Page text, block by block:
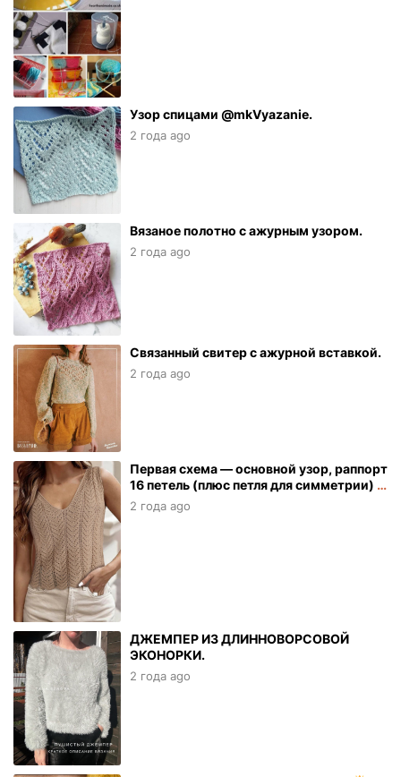
Узор спицами @mkVyazanie.
2 года ago
Вязаное полотно с ажурным узором.
2 года ago
Связанный свитер с ажурной вставкой.
2 года ago
Первая схема — основной узор, раппорт
16 петель (плюс петля для симметрии) и
6 рядов Вторая схема — кайма для
ворота и пройм, раппорт — 2 петли и 4
2 года ago
ДЖЕМПЕР ИЗ ДЛИННОВОРСОВОЙ
ЭКОНОРКИ.
2 года ago